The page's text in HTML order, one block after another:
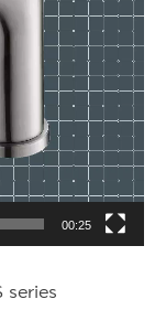
series
00:25